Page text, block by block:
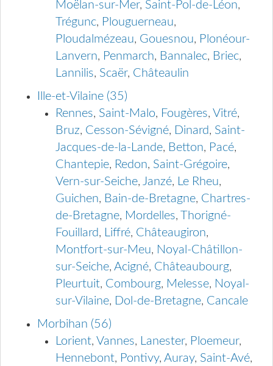
Moëlan-sur-Mer, Saint-Pol-de-Léon,
Trégunc, Plouguerneau,
Ploudalmézeau, Gouesnou, Plonéour-
Lanvern, Penmarch, Bannalec, Briec,
Lannilis, Scaër, Châteaulin
Ille-et-Vilaine (35)
Rennes, Saint-Malo, Fougères, Vitré,
Bruz, Cesson-Sévigné, Dinard, Saint-
Jacques-de-la-Lande, Betton, Pacé,
Chantepie, Redon, Saint-Grégoire,
Vern-sur-Seiche, Janzé, Le Rheu,
Guichen, Bain-de-Bretagne, Chartres-
de-Bretagne, Mordelles,
Thorigné-
Fouillard, Liffré, Châteaugiron,
Montfort-sur-Meu, Noyal-Châtillon-
sur-Seiche, Acigné, Châteaubourg,
Pleurtuit, Combourg, Melesse, Noyal-
sur-Vilaine, Dol-de-Bretagne, Cancale
Morbihan (56)
Lorient, Vannes, Lanester, Ploemeur,
Hennebont, Pontivy, Auray, Saint-Avé,